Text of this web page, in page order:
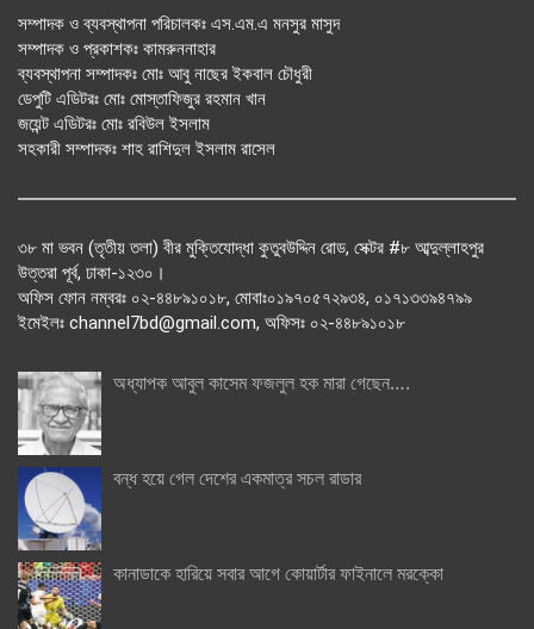
সম্পাদক ও ব্যবস্থাপনা পরিচালকঃ এস.এম.এ মনসুর মাসুদ
সম্পাদক ও প্রকাশকঃ কামরুননাহার
ব্যবস্থাপনা সম্পাদকঃ মোঃ আবু নাছের ইকবাল চৌধুরী
ডেপুটি এডিটরঃ মোঃ মোস্তাফিজুর রহমান খান
জয়েন্ট এডিটরঃ মোঃ রবিউল ইসলাম
সহকারী সম্পাদকঃ শাহ রাশিদুল ইসলাম রাসেল
৩৮ মা ভবন (তৃতীয় তলা) বীর মুক্তিযোদ্ধা কুতুবউদ্দিন রোড, সেক্টর #৮ আব্দুল্লাহপুর
উত্তরা পূর্ব, ঢাকা-১২৩০।
অফিস ফোন নম্বরঃ ০২-৪৪৮৯১০১৮, মোবাঃ০১৯৭০৫৭২৯৩৪, ০১৭১৩৩৯৪৭৯৯
ইমেইলঃ channel7bd@gmail.com, অফিসঃ ০২-৪৪৮৯১০১৮
অধ্যাপক আবুল কাসেম ফজলুল হক মারা গেছেন….
বন্ধ হয়ে গেল দেশের একমাত্র সচল রাডার
কানাডাকে হারিয়ে সবার আগে কোয়ার্টার ফাইনালে মরক্কো